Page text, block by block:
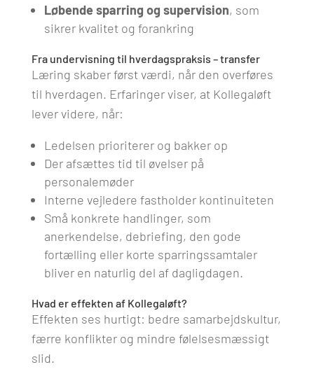
Løbende sparring og supervision, som
sikrer kvalitet og forankring
Fra undervisning til hverdagspraksis – transfer
Læring skaber først værdi, når den overføres
til hverdagen. Erfaringer viser, at Kollegaløft
lever videre, når:
Ledelsen prioriterer og bakker op
Der afsættes tid til øvelser på
personalemøder
Interne vejledere fastholder kontinuiteten
Små konkrete handlinger, som
anerkendelse, debriefing, den gode
fortælling eller korte sparringssamtaler
bliver en naturlig del af dagligdagen.
Hvad er effekten af Kollegaløft?
Effekten ses hurtigt: bedre samarbejdskultur,
færre konflikter og mindre følelsesmæssigt
slid.